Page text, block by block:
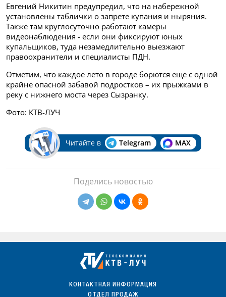
Евгений Никитин предупредил, что на набережной
установлены таблички о запрете купания и ныряния.
Также там круглосуточно работают камеры
видеонаблюдения - если они фиксируют юных
купальщиков, туда незамедлительно выезжают
правоохранители и специалисты ПДН.
Отметим, что каждое лето в городе борются еще с одной
крайне опасной забавой подростков – их прыжками в
реку с нижнего моста через Сызранку.
Фото: КТВ-ЛУЧ
Читайте в Telegram MAX
Поделись новостью
КОНТАКТНАЯ ИНФОРМАЦИЯ
ОТДЕЛ ПРОДАЖ